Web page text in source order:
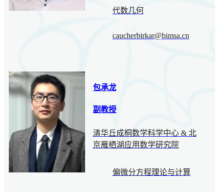
代数几何
caucherbirkar@bimsa.cn
包承龙
副教授
清华丘成桐数学科学中心 & 北
京雁栖湖应用数学研究院
偏微分方程理论与计算